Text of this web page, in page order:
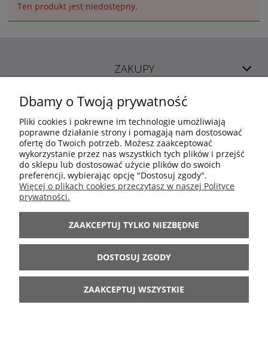
Ten produkt jest niedostępny.
ZAKUPY
POMOC
MOJE KONTO
INFORMACJE
ARANŻACJE
BĄDŹ Z NAMI
Dbamy o Twoją prywatność
Pliki cookies i pokrewne im technologie umożliwiają
poprawne działanie strony i pomagają nam dostosować
ofertę do Twoich potrzeb. Możesz zaakceptować
wykorzystanie przez nas wszystkich tych plików i przejść
do sklepu lub dostosować użycie plików do swoich
preferencji, wybierając opcję "Dostosuj zgody".
Więcej o plikach cookies przeczytasz w naszej Polityce
prywatności.
ZAAKCEPTUJ TYLKO NIEZBĘDNE
DOSTOSUJ ZGODY
ZAAKCEPTUJ WSZYSTKIE